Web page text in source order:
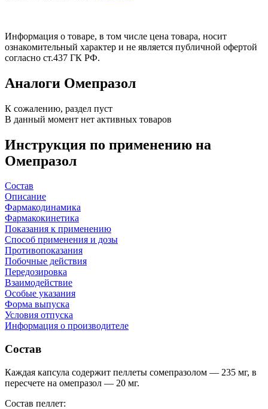
Информация о товаре, в том числе цена товара, носит
ознакомительный характер и не является публичной офертой
согласно ст.437 ГК РФ.
Аналоги Омепразол
К сожалению, раздел пуст
В данный момент нет активных товаров
Инструкция по применению на
Омепразол
Состав
Описание
Фармакодинамика
Фармакокинетика
Показания к применению
Cпособ применения и дозы
Противопоказания
Побочные действия
Передозировка
Взаимодействие
Особые указания
Форма выпуска
Условия отпуска
Информация о производителе
Состав
Каждая капсула содержит пеллеты сомепразолом — 235 мг, в
пересчете на омепразол — 20 мг.
Состав пеллет: